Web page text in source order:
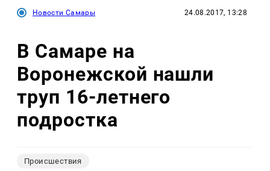
Новости Самары 24.08.2017, 13:28
В Самаре на
Воронежской нашли
труп 16-летнего
подростка
Происшествия